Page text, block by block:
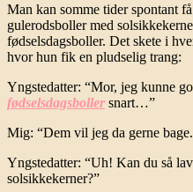
Man kan somme tider spontant
gulerodsboller med
fødselsdagsboller. Det skete i
hvor hun fik en pludselig trang:
Yngstedatter: “Mor, jeg kunne
fødselsdagsboller snart…”
Mig: “Dem vil jeg da gerne
Yngstedatter: “Uh! Kan du så
solsikkekerner?”